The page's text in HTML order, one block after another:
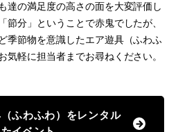
達の満足度の高さの面を大変評価し
節分」ということで赤鬼でしたが、
季節物を意識したエア遊具（ふわふ
気軽に担当者までお尋ねください。
ふわふわ）をレンタル